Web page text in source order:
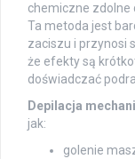
chemiczne zdolne
Ta metoda jest
zaciszu i przynosi
że efekty są
doświadczać
Depilacja
jak:
golenie